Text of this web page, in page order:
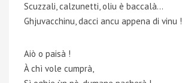
Scuzzali, calzunetti, oliu è baccalà…
Ghjuvacchinu, dacci ancu appena di vinu !
Aiò o paisà !
À chì vole cumprà,